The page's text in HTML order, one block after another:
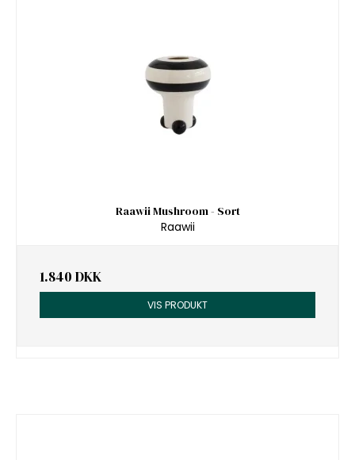
Raawii Mushroom - Sort
Raawii
1.840 DKK
VIS PRODUKT